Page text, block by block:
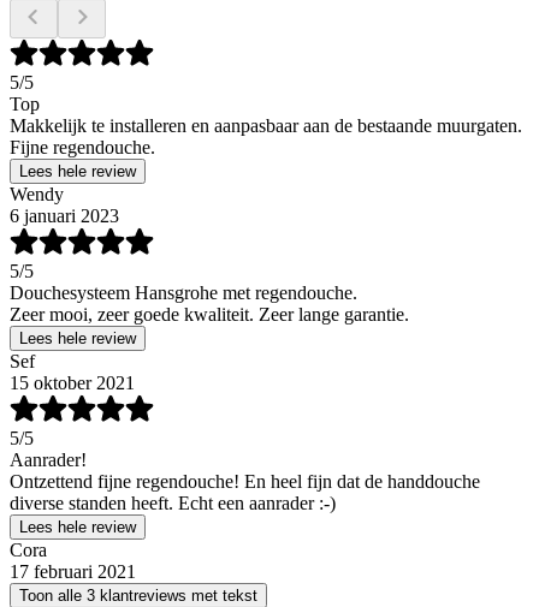
5/5
Top
Makkelijk te installeren en aanpasbaar aan de bestaande muurgaten.
Fijne regendouche.
Lees hele review
Wendy
6 januari 2023
5/5
Douchesysteem Hansgrohe met regendouche.
Zeer mooi, zeer goede kwaliteit. Zeer lange garantie.
Lees hele review
Sef
15 oktober 2021
5/5
Aanrader!
Ontzettend fijne regendouche! En heel fijn dat de handdouche
diverse standen heeft. Echt een aanrader :-)
Lees hele review
Cora
17 februari 2021
Toon alle 3 klantreviews met tekst